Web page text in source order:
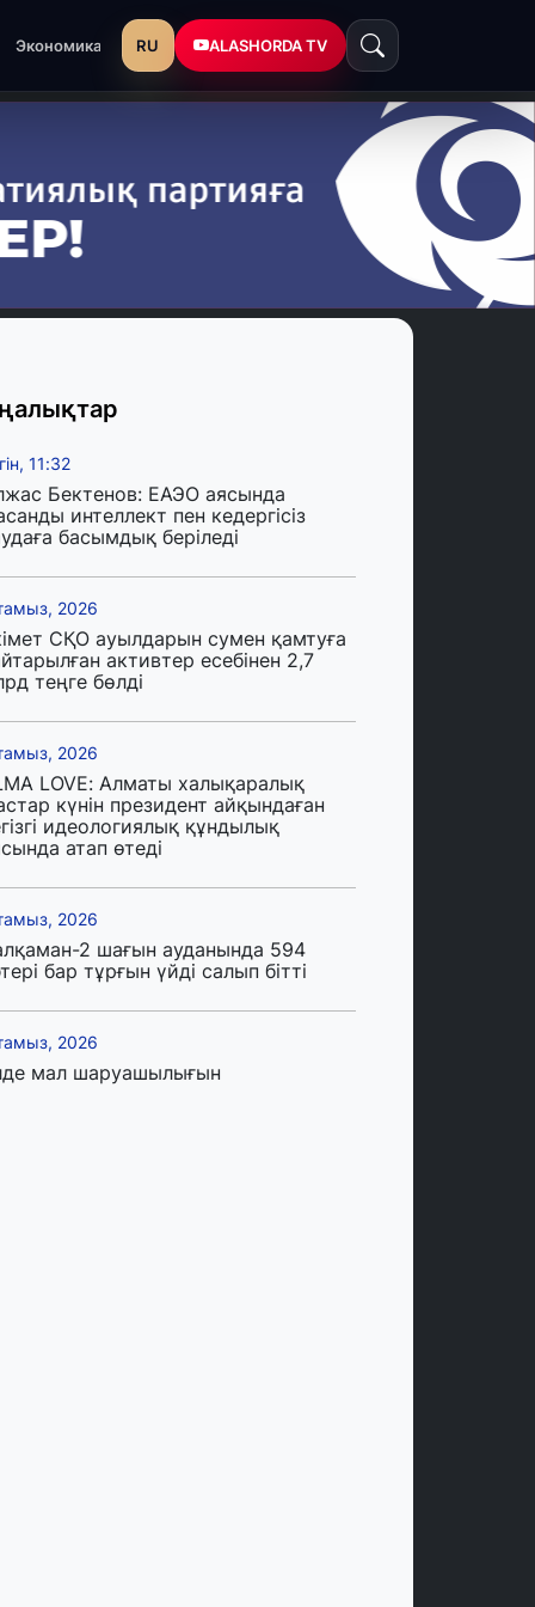
Экономика RU ALASHORDA TV
11:32
Бектенов: ЕАЭО аясында
интеллект пен кедергісіз
басымдық беріледі
2026
СҚО ауылдарын сумен қамтуға
активтер есебінен 2,7
теңге бөлді
2026
LOVE: Алматы халықаралық
күнін президент айқындаған
идеологиялық құндылық
атап өтеді
2026
2 шағын ауданында 594
бар тұрғын үйді салып бітті
2026
мал шаруашылығын